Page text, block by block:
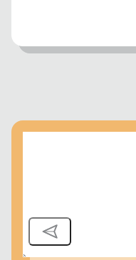
درسی بسنجند.